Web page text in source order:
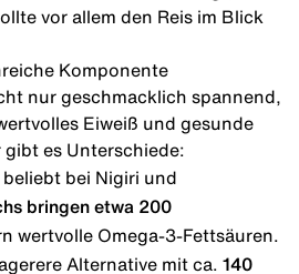
vor allem den Reis im Blick
Komponente
nur geschmacklich spannend,
Eiweiß und gesunde
gibt es Unterschiede:
bei Nigiri und
bringen etwa 200
wertvolle Omega-3-Fettsäuren.
Alternative mit ca. 140